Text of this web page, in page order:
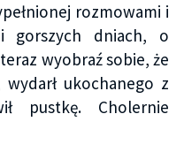
rozmowami i
gorszych dniach, o
wyobraź sobie, że
wydarł ukochanego z
pustkę. Cholernie